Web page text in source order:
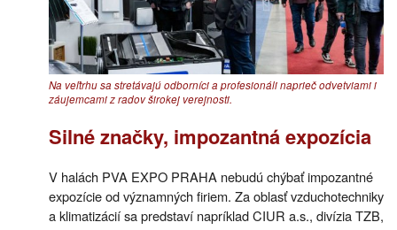
Na veľtrhu sa stretávajú odborníci a profesionáli naprieč odvetviami i
záujemcami z radov širokej verejnosti.
Silné značky, impozantná expozícia
V halách PVA EXPO PRAHA nebudú chýbať impozantné
expozície od významných firiem. Za oblasť vzduchotechniky
a klimatizácií sa predstaví napríklad CIUR a.s., divízia TZB,